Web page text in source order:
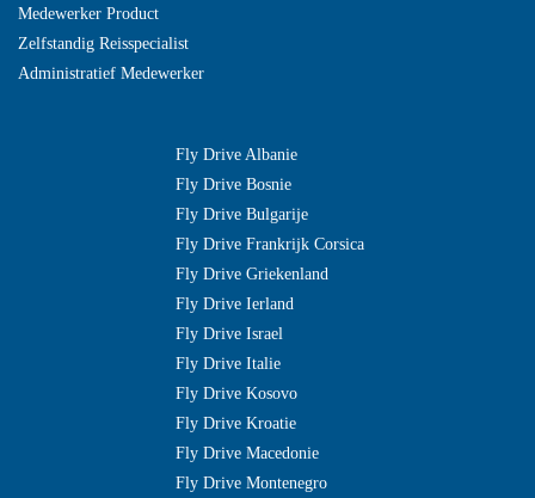
Medewerker Product
Zelfstandig Reisspecialist
Administratief Medewerker
Fly Drive Albanie
Fly Drive Bosnie
Fly Drive Bulgarije
Fly Drive Frankrijk Corsica
Fly Drive Griekenland
Fly Drive Ierland
Fly Drive Israel
Fly Drive Italie
Fly Drive Kosovo
Fly Drive Kroatie
Fly Drive Macedonie
Fly Drive Montenegro